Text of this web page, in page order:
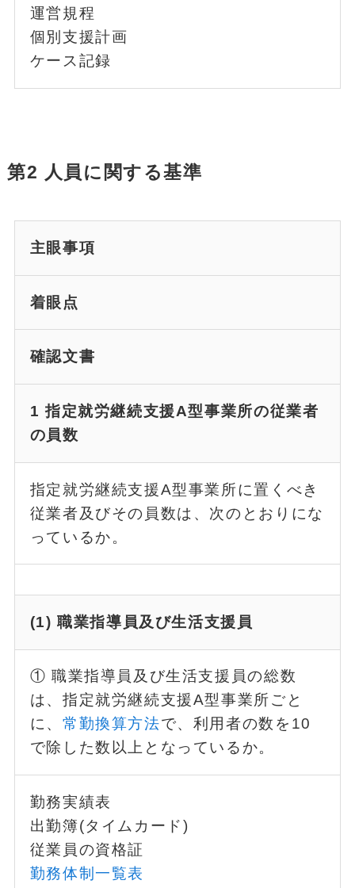
運営規程
個別支援計画
ケース記録
第2 人員に関する基準
主眼事項
着眼点
確認文書
1 指定就労継続支援A型事業所の従業者
の員数
指定就労継続支援A型事業所に置くべき
従業者及びその員数は、次のとおりにな
っているか。
(1) 職業指導員及び生活支援員
① 職業指導員及び生活支援員の総数
は、指定就労継続支援A型事業所ごと
に、 常勤換算方法で、利用者の数を10
で除した数以上となっているか。
勤務実績表
出勤簿(タイムカード)
従業員の資格証
勤務体制一覧表